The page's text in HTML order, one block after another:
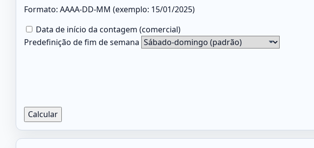
Formato: AAAA-DD-MM (exemplo: 15/01/2025)
Data de início da contagem (comercial)
Predefinição de fim de semana
Calcular